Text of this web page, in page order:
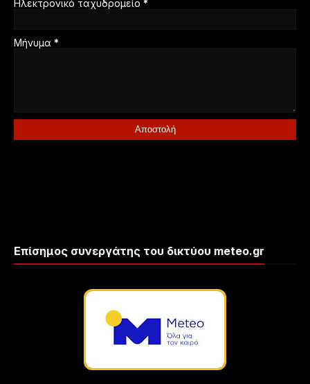
Ηλεκτρονικό ταχυδρομείο *
Μήνυμα *
Επίσημος συνεργάτης του δικτύου meteo.gr